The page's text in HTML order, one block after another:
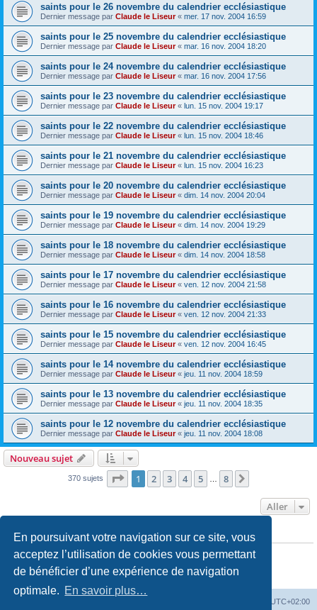
En poursuivant votre navigation sur ce site, vous
acceptez l’utilisation de cookies vous permettant
de bénéficier d’une expérience de navigation
optimale. En savoir plus…
saints pour le 26 novembre du calendrier ecclésiastique
Dernier message par Claude le Liseur« mer. 17 nov. 2004 16:59
saints pour le 25 novembre du calendrier ecclésiastique
Dernier message par Claude le Liseur« mar. 16 nov. 2004 18:20
saints pour le 24 novembre du calendrier ecclésiastique
Dernier message par Claude le Liseur« mar. 16 nov. 2004 17:56
saints pour le 23 novembre du calendrier ecclésiastique
Dernier message par Claude le Liseur« lun. 15 nov. 2004 19:17
saints pour le 22 novembre du calendrier ecclésiastique
Dernier message par Claude le Liseur« lun. 15 nov. 2004 18:46
saints pour le 21 novembre du calendrier ecclésiastique
Dernier message par Claude le Liseur« lun. 15 nov. 2004 16:23
saints pour le 20 novembre du calendrier ecclésiastique
Dernier message par Claude le Liseur« dim. 14 nov. 2004 20:04
saints pour le 19 novembre du calendrier ecclésiastique
Dernier message par Claude le Liseur« dim. 14 nov. 2004 19:29
saints pour le 18 novembre du calendrier ecclésiastique
Dernier message par Claude le Liseur« dim. 14 nov. 2004 18:58
saints pour le 17 novembre du calendrier ecclésiastique
Dernier message par Claude le Liseur« ven. 12 nov. 2004 21:58
saints pour le 16 novembre du calendrier ecclésiastique
Dernier message par Claude le Liseur« ven. 12 nov. 2004 21:33
saints pour le 15 novembre du calendrier ecclésiastique
Dernier message par Claude le Liseur« ven. 12 nov. 2004 16:45
saints pour le 14 novembre du calendrier ecclésiastique
Dernier message par Claude le Liseur« jeu. 11 nov. 2004 18:59
saints pour le 13 novembre du calendrier ecclésiastique
Dernier message par Claude le Liseur« jeu. 11 nov. 2004 18:35
saints pour le 12 novembre du calendrier ecclésiastique
Dernier message par Claude le Liseur« jeu. 11 nov. 2004 18:08
Nouveau sujet
370 sujets Page 1sur8
1 2 3 4 5 8
Aller
PERMISSIONS DU FORUM
Vousne pouvez paspublier de nouveaux sujets dans ce forum
Vousne pouvez pasrépondre aux sujets dans ce forum
Vousne pouvez pasmodifier vos messages dans ce forum
supprimer vos messages dans ce forum
UTC+02:00